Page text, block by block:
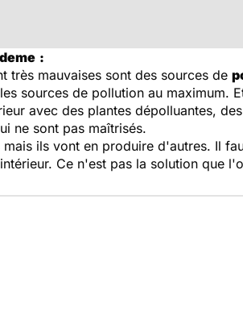
:
très mauvaises sont des sources de
sources de pollution au maximum.
avec des plantes dépolluantes,
ne sont pas maîtrisés.
ils vont en produire d'autres. Il
Ce n'est pas la solution que